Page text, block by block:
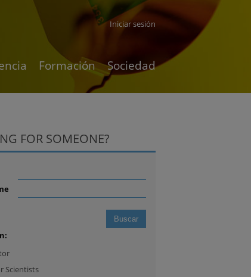
Iniciar sesión
Formación Sociedad
FOR SOMEONE?
Scientists